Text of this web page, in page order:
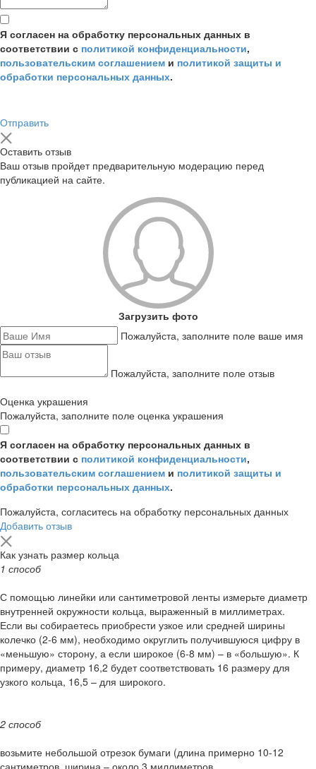
Я согласен на обработку персональных данных в
соответствии с политикой конфиденциальности,
пользовательским соглашением и политикой защиты и
обработки персональных данных.
Отправить
Оставить отзыв
Ваш отзыв пройдет предварительную модерацию перед
публикацией на сайте.
Загрузить фото
Пожалуйста, заполните поле ваше имя
Пожалуйста, заполните поле отзыв
Оценка украшения
Пожалуйста, заполните поле оценка украшения
Я согласен на обработку персональных данных в
соответствии с политикой конфиденциальности,
пользовательским соглашением и политикой защиты и
обработки персональных данных.
Пожалуйста, согласитесь на обработку персональных данных
Добавить отзыв
Как узнать размер кольца
1 способ
С помощью линейки или сантиметровой ленты измерьте диаметр
внутренней окружности кольца, выраженный в миллиметрах.
Если вы собираетесь приобрести узкое или средней ширины
колечко (2-6 мм), необходимо округлить получившуюся цифру в
«меньшую» сторону, а если широкое (6-8 мм) – в «большую». К
примеру, диаметр 16,2 будет соответствовать 16 размеру для
узкого кольца, 16,5 – для широкого.
2 способ
возьмите небольшой отрезок бумаги (длина примерно 10-12